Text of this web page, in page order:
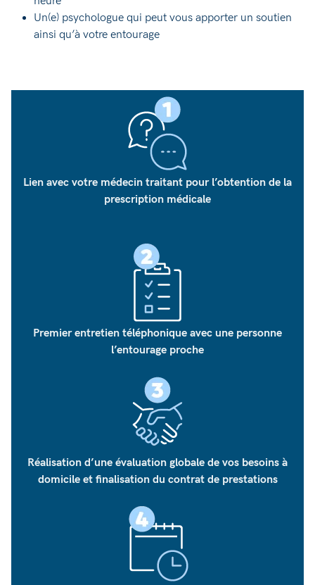
Un(e) psychologue qui peut vous apporter un soutien
ainsi qu’à votre entourage
Lien avec votre médecin traitant pour l’obtention de la
prescription médicale
Premier entretien téléphonique avec une personne
l’entourage proche
Réalisation d’une évaluation globale de vos besoins à
domicile et finalisation du contrat de prestations